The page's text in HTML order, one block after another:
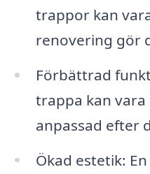
trappor kan
renovering gör
Förbättrad
trappa kan
anpassad efter
Ökad estetik: